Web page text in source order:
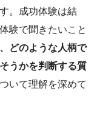
。成功体験は結
験で聞きたいこと
どのような人柄で
うかを判断する質
いて理解を深めて